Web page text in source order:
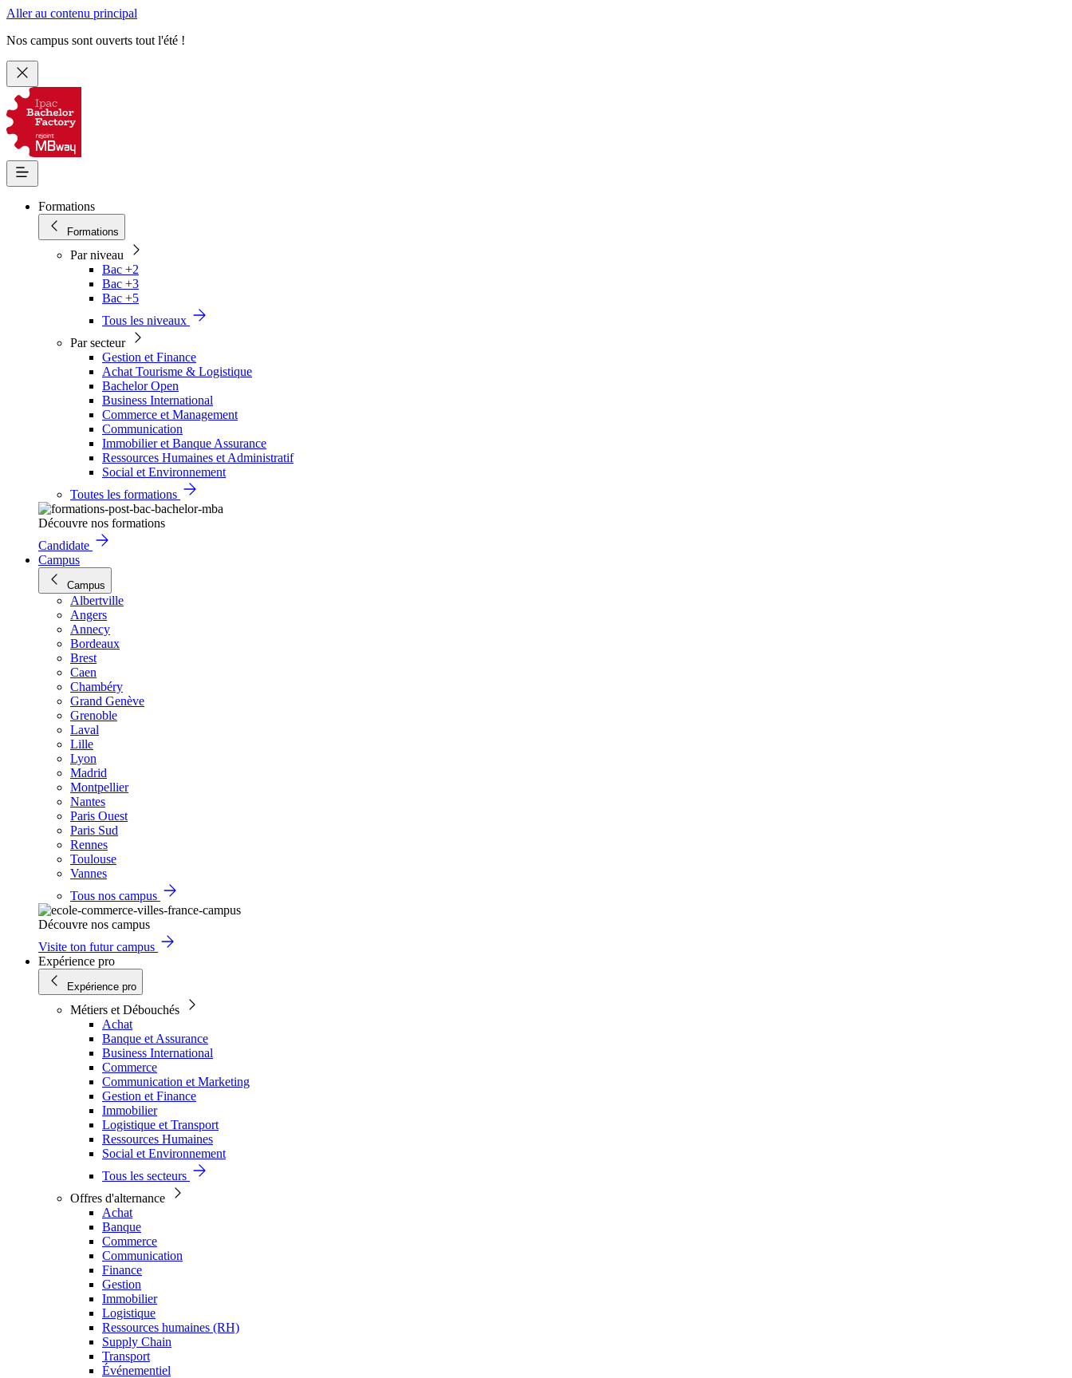
Aller au contenu principal
Nos campus sont ouverts tout l'été !
Formations
Formations
Par niveau
Bac +2
Bac +3
Bac +5
Tous les niveaux
Par secteur
Gestion et Finance
Achat Tourisme & Logistique
Bachelor Open
Business International
Commerce et Management
Communication
Immobilier et Banque Assurance
Ressources Humaines et Administratif
Social et Environnement
Toutes les formations
Découvre nos formations
Candidate
Campus
Campus
Albertville
Angers
Annecy
Bordeaux
Brest
Caen
Chambéry
Grand Genève
Grenoble
Laval
Lille
Lyon
Madrid
Montpellier
Nantes
Paris Ouest
Paris Sud
Rennes
Toulouse
Vannes
Tous nos campus
Découvre nos campus
Visite ton futur campus
Expérience pro
Expérience pro
Métiers et Débouchés
Achat
Banque et Assurance
Business International
Commerce
Communication et Marketing
Gestion et Finance
Immobilier
Logistique et Transport
Ressources Humaines
Social et Environnement
Tous les secteurs
Offres d'alternance
Achat
Banque
Commerce
Communication
Finance
Gestion
Immobilier
Logistique
Ressources humaines (RH)
Supply Chain
Transport
Événementiel